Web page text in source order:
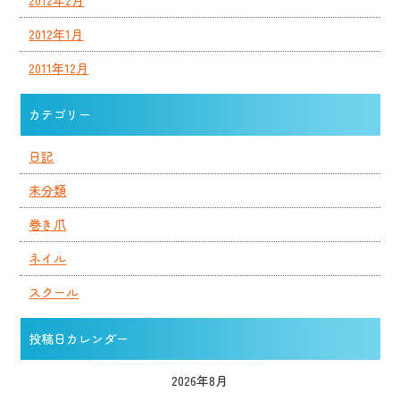
2012年1月
2011年12月
カテゴリー
日記
未分類
巻き爪
ネイル
スクール
投稿日カレンダー
2026年8月